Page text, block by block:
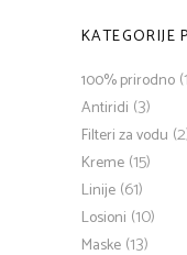
KATEGORIJE
100% prirodno
Antiridi (3)
Filteri za vodu
Kreme (15)
Linije (61)
Losioni (10)
Maske (13)